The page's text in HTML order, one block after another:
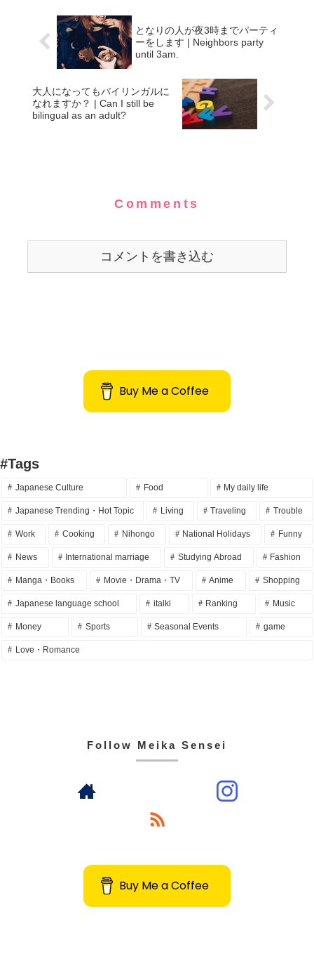
となりの人が夜3時までパーティ
ーをします | Neighbors party
until 3am.
大人になってもバイリンガルに
なれますか？ | Can I still be
bilingual as an adult?
Comments
コメントを書き込む
Buy Me a Coffee
#Tags
Japanese Culture Food My daily life
Japanese Trending・Hot Topic Living Traveling Trouble
Work Cooking Nihongo National Holidays Funny
News International marriage Studying Abroad Fashion
Manga・Books Movie・Drama・TV Anime Shopping
Japanese language school italki Ranking Music
Money Sports Seasonal Events game
Love・Romance
Follow Meika Sensei
Buy Me a Coffee